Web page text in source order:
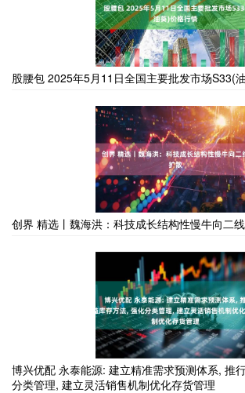
股腰包 2025年5月11日全国主要批发市场S33(
创界 精选丨魏海洪：科技成长结构性慢牛向二
博兴优配 永泰能源: 建立精准需求预测体系, 推
分类管理, 建立灵活销售机制优化存货管理